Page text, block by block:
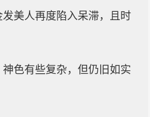
美人再度陷入呆滞，且时
色有些复杂，但仍旧如实